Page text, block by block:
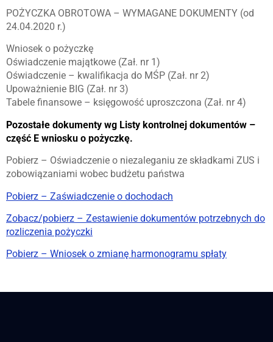
POŻYCZKA OBROTOWA – WYMAGANE DOKUMENTY (od
24.04.2020 r.)
Wniosek o pożyczkę
Oświadczenie majątkowe (Zał. nr 1)
Oświadczenie – kwalifikacja do MŚP (Zał. nr 2)
Upoważnienie BIG (Zał. nr 3)
Tabele finansowe – księgowość uproszczona (Zał. nr 4)
Pozostałe dokumenty wg Listy kontrolnej dokumentów –
część E wniosku o pożyczkę.
Pobierz – Oświadczenie o niezaleganiu ze składkami ZUS i
zobowiązaniami wobec budżetu państwa
Pobierz – Zaświadczenie o dochodach
Zobacz/pobierz – Zestawienie dokumentów potrzebnych do
rozliczenia pożyczki
Pobierz – Wniosek o zmianę harmonogramu spłaty